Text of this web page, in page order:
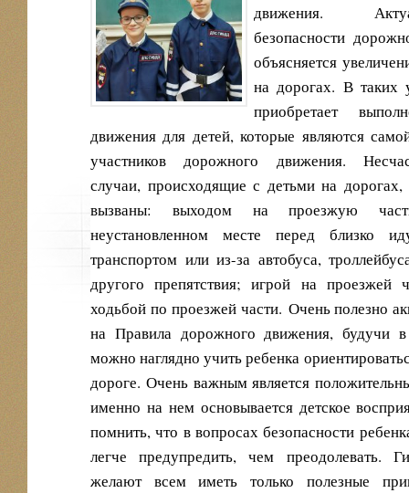
движения.
безопасности
объясняется
на дорогах. В таких
приобретает
движения для детей, которые являются
участников дорожного движения.
случаи, происходящие с детьми на
вызваны: выходом на проезжую
неустановленном месте перед близко
транспортом или из-за автобуса,
другого препятствия; игрой на проезжей
ходьбой по проезжей части. Очень полезно
на Правила дорожного движения, будучи
можно наглядно учить ребенка
дороге. Очень важным является
именно на нем основывается детское
помнить, что в вопросах безопасности
легче предупредить, чем преодолевать.
желают всем иметь только полезные